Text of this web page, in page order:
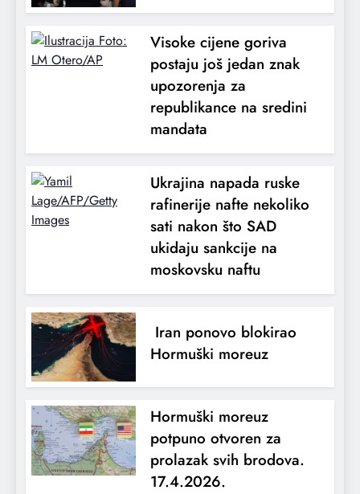
Visoke cijene goriva
postaju još jedan znak
upozorenja za
republikance na sredini
mandata
Ukrajina napada ruske
rafinerije nafte nekoliko
sati nakon što SAD
ukidaju sankcije na
moskovsku naftu
Iran ponovo blokirao
Hormuški moreuz
Hormuški moreuz
potpuno otvoren za
prolazak svih brodova.
17.4.2026.